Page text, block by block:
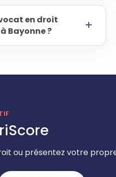
en droit
Bayonne ?
ou présentez votre